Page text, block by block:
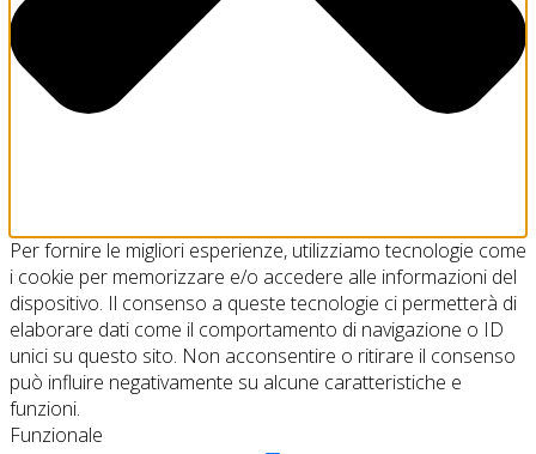
Per fornire le migliori esperienze, utilizziamo tecnologie come
i cookie per memorizzare e/o accedere alle informazioni del
dispositivo. Il consenso a queste tecnologie ci permetterà di
elaborare dati come il comportamento di navigazione o ID
unici su questo sito. Non acconsentire o ritirare il consenso
può influire negativamente su alcune caratteristiche e
funzioni.
Funzionale